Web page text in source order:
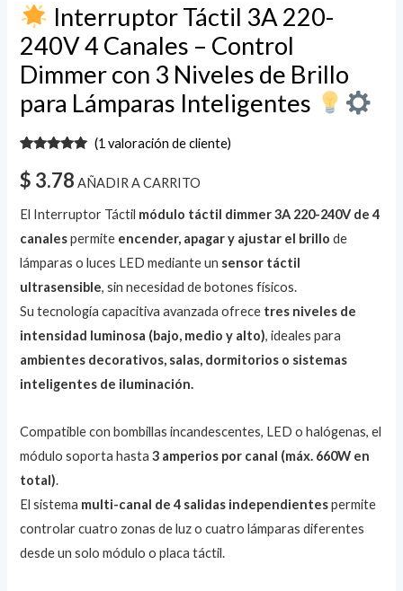
Interruptor Táctil 3A 220-
240V 4 Canales – Control
Dimmer con 3 Niveles de Brillo
para Lámparas Inteligentes
con5.00de
5 en base
de un
(1 valoración de cliente)
$ 3.78 AÑADIR A CARRITO
El Interruptor Táctil módulo táctil dimmer 3A 220-240V de 4
canalespermite encender, apagar y ajustar el brillo de
lámparas o luces LED mediante un sensor táctil
ultrasensible, sin necesidad de botones físicos.
Su tecnología capacitiva avanzada ofrece tres niveles de
intensidad luminosa (bajo, medio y alto), ideales para
ambientes decorativos, salas, dormitorios o sistemas
inteligentes de iluminación.
Compatible con bombillas incandescentes, LED o halógenas, el
módulo soporta hasta3 amperios por canal (máx. 660W en
total).
El sistema multi-canal de 4 salidas independientespermite
controlar cuatro zonas de luz o cuatro lámparas diferentes
desde un solo módulo o placa táctil.